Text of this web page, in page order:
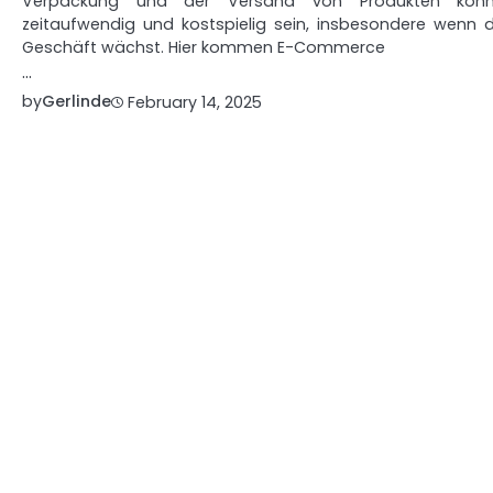
zeitaufwendig und kostspielig sein, insbesondere wenn
Geschäft wächst. Hier kommen E-Commerce
…
byGerlinde February 14, 2025